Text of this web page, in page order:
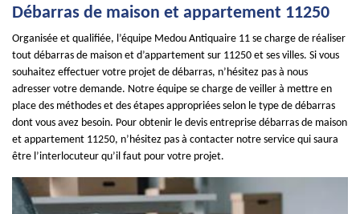
Débarras de maison et appartement 11250
Organisée et qualifiée, l’équipe Medou Antiquaire 11 se charge de réaliser
tout débarras de maison et d’appartement sur 11250 et ses villes. Si vous
souhaitez effectuer votre projet de débarras, n’hésitez pas à nous
adresser votre demande. Notre équipe se charge de veiller à mettre en
place des méthodes et des étapes appropriées selon le type de débarras
dont vous avez besoin. Pour obtenir le devis entreprise débarras de maison
et appartement 11250, n’hésitez pas à contacter notre service qui saura
être l’interlocuteur qu’il faut pour votre projet.